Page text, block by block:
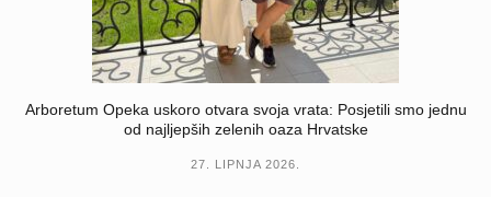
Arboretum Opeka uskoro otvara svoja vrata: Posjetili smo jednu
od najljepših zelenih oaza Hrvatske
27. LIPNJA 2026.